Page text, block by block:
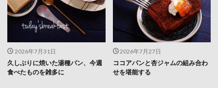
2026年7月31日
久しぶりに焼いた湯種パン、今週
食べたものを雑多に
2026年7月27日
ココアパンと杏ジャムの組み合わ
せを堪能する